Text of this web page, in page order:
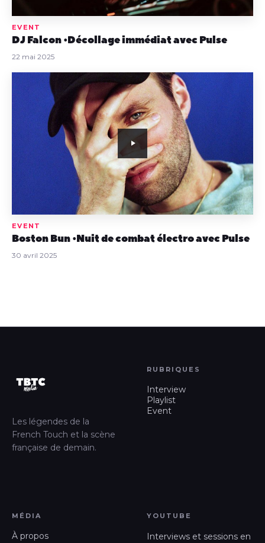
EVENT
DJ Falcon • Décollage immédiat avec Pulse
22 mai 2025
EVENT
Boston Bun • Nuit de combat électro avec Pulse
30 avril 2025
Les légendes de la
French Touch et la scène
française de demain.
RUBRIQUES
Interview
Playlist
Event
MÉDIA
À propos
YOUTUBE
Interviews et sessions en